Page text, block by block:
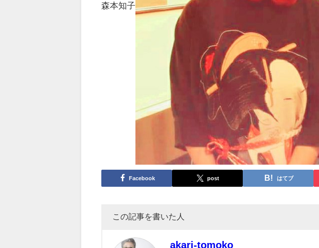
森本知子
Facebook post はてブ
この記事を書いた人
akari-tomoko